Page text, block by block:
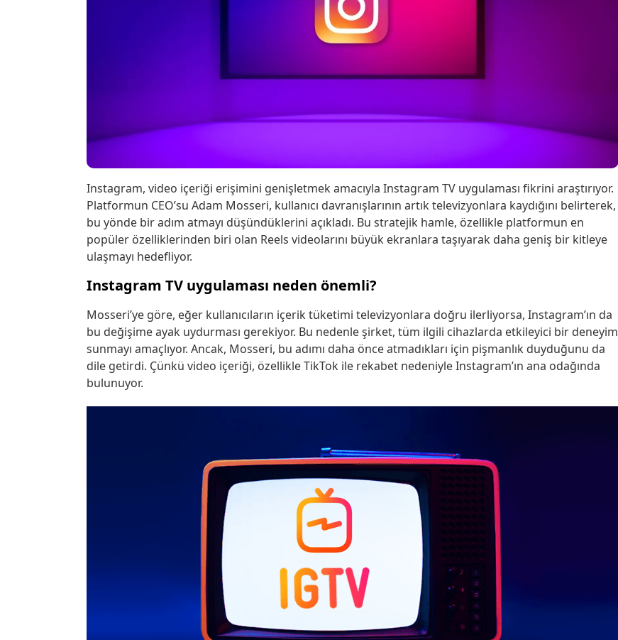
Instagram, video içeriği erişimini genişletmek amacıyla Instagram TV uygulaması fikrini araştırıyor.
Platformun CEO’su Adam Mosseri, kullanıcı davranışlarının artık televizyonlara kaydığını belirterek,
bu yönde bir adım atmayı düşündüklerini açıkladı. Bu stratejik hamle, özellikle platformun en
popüler özelliklerinden biri olan Reels videolarını büyük ekranlara taşıyarak daha geniş bir kitleye
ulaşmayı hedefliyor.
Instagram TV uygulaması neden önemli?
Mosseri’ye göre, eğer kullanıcıların içerik tüketimi televizyonlara doğru ilerliyorsa, Instagram’ın da
bu değişime ayak uydurması gerekiyor. Bu nedenle şirket, tüm ilgili cihazlarda etkileyici bir deneyim
sunmayı amaçlıyor. Ancak, Mosseri, bu adımı daha önce atmadıkları için pişmanlık duyduğunu da
dile getirdi. Çünkü video içeriği, özellikle TikTok ile rekabet nedeniyle Instagram’ın ana odağında
bulunuyor.